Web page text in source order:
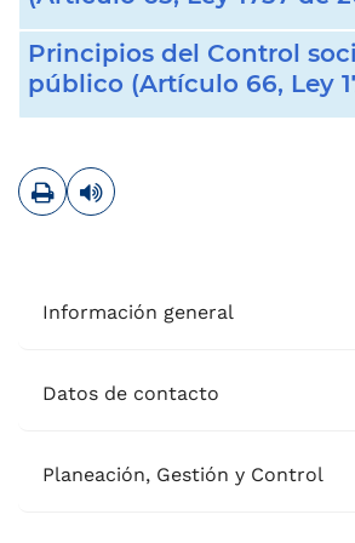
Principios del Control
público (Artículo 66, Ley
ImprimirLeer contenido
Información general
Datos de contacto
Planeación, Gestión y Control